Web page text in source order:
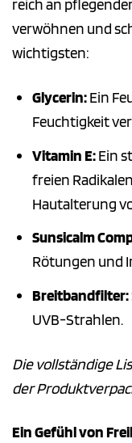
reich an
verwöhnen und
wichtigsten:
Glycerin:Ein
Feuchtigkeit
Vitamin E:Ein
freien
Hautalterung
Sunsicalm
Rötungen und
Breitbandfilter:
UVB-Strahlen.
Die vollständige
der
Ein Gefühl von